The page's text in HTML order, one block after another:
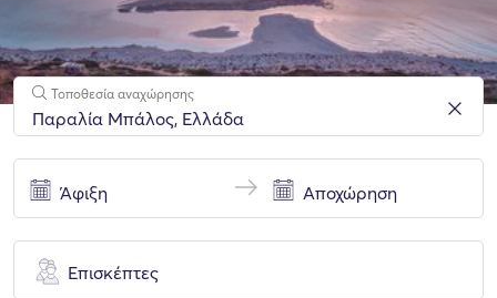
Τοποθεσία αναχώρησης
Επισκέπτες